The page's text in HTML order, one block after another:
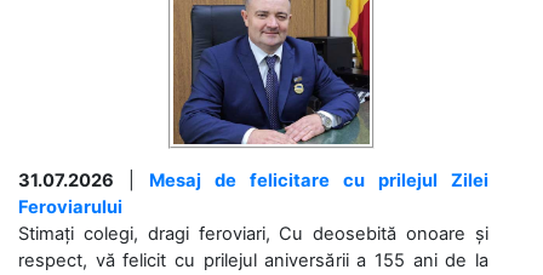
31.07.2026
Mesaj de felicitare cu prilejul Zilei
Feroviarului
Stimați colegi, dragi feroviari, Cu deosebită onoare și
respect, vă felicit cu prilejul aniversării a 155 ani de la